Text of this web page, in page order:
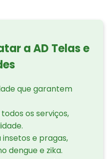
a AD Telas e
que garantem
os serviços,
e pragas,
dengue e zika.